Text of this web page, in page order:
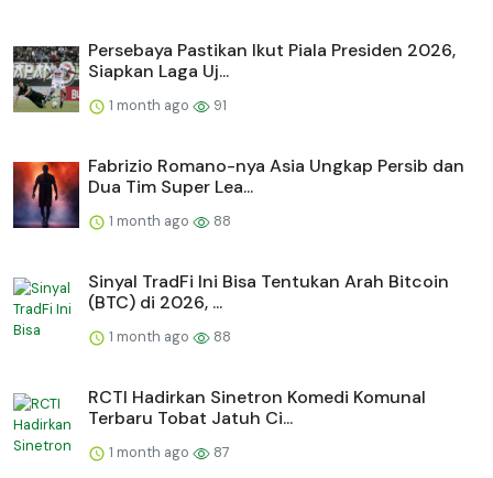
Persebaya Pastikan Ikut Piala Presiden 2026,
Siapkan Laga Uj...
1 month ago 91
Fabrizio Romano-nya Asia Ungkap Persib dan
Dua Tim Super Lea...
1 month ago 88
Sinyal TradFi Ini Bisa Tentukan Arah Bitcoin
(BTC) di 2026, ...
1 month ago 88
RCTI Hadirkan Sinetron Komedi Komunal
Terbaru Tobat Jatuh Ci...
1 month ago 87